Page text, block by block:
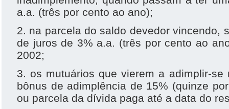
a.a. (três por cento ao ano);
2. na parcela do saldo devedor vincendo,
de juros de 3% a.a. (três por cento ao
2002;
3. os mutuários que vierem a adimplir-
bônus de adimplência de 15% (quinze
ou parcela da dívida paga até a data do